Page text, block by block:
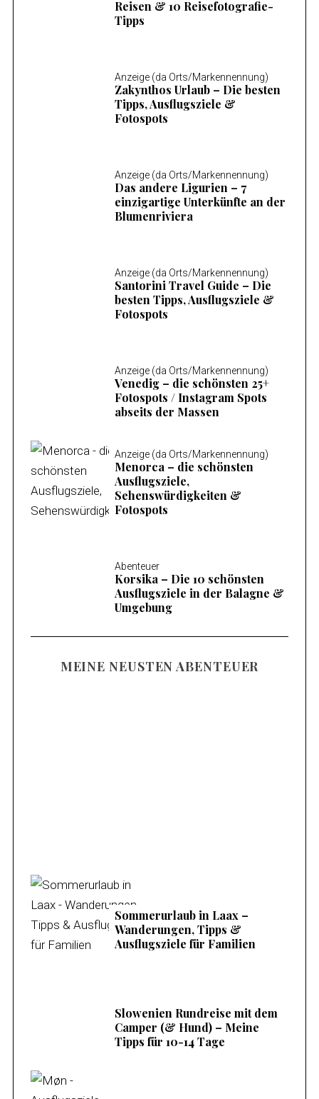
Reisen & 10 Reisefotografie-
Tipps
Anzeige (da Orts/Markennennung)
Zakynthos Urlaub – Die besten
Tipps, Ausflugsziele &
Fotospots
Anzeige (da Orts/Markennennung)
Das andere Ligurien – 7
einzigartige Unterkünfte an der
Blumenriviera
Anzeige (da Orts/Markennennung)
Santorini Travel Guide – Die
besten Tipps, Ausflugsziele &
Fotospots
Anzeige (da Orts/Markennennung)
Venedig – die schönsten 25+
Fotospots / Instagram Spots
abseits der Massen
Anzeige (da Orts/Markennennung)
Menorca – die schönsten
Ausflugsziele,
Sehenswürdigkeiten &
Fotospots
Abenteuer
Korsika – Die 10 schönsten
Ausflugsziele in der Balagne &
Umgebung
MEINE NEUSTEN ABENTEUER
Sommerurlaub in Laax –
Wanderungen, Tipps &
Ausflugsziele für Familien
Slowenien Rundreise mit dem
Camper (& Hund) – Meine
Tipps für 10-14 Tage